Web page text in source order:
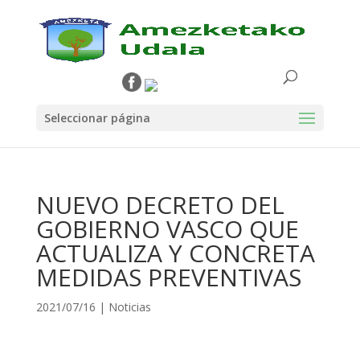
Seleccionar página
NUEVO DECRETO DEL
GOBIERNO VASCO QUE
ACTUALIZA Y CONCRETA
MEDIDAS PREVENTIVAS
2021/07/16 | Noticias